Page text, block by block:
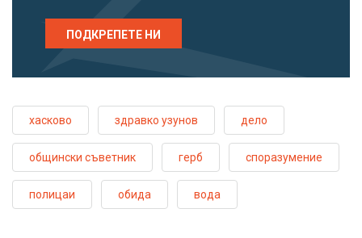
ПОДКРЕПЕТЕ НИ
хасково здравко узунов дело
общински съветник герб споразумение
полицаи обида вода